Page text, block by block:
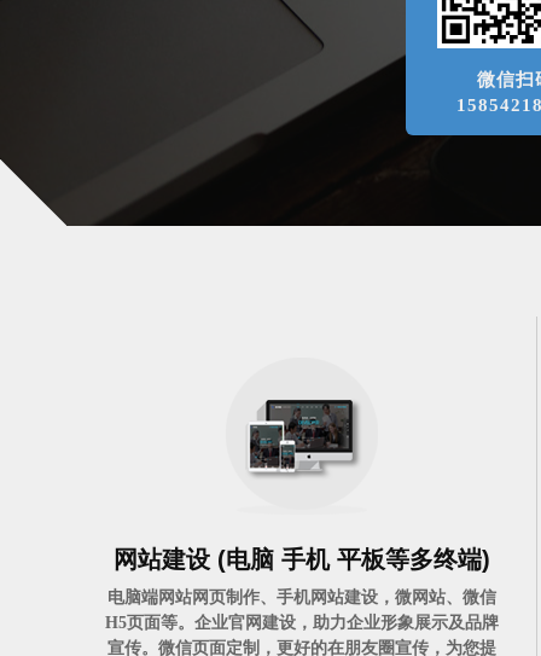
微信扫
网站建设 (电脑 手机 平板等多终端)
电脑端网站网页制作、手机网站建设，微网站、微信
H5页面等。企业官网建设，助力企业形象展示及品牌
宣传。微信页面定制，更好的在朋友圈宣传，为您提
做了个微信自定义分享接